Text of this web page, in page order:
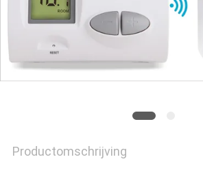
Productomschrijving